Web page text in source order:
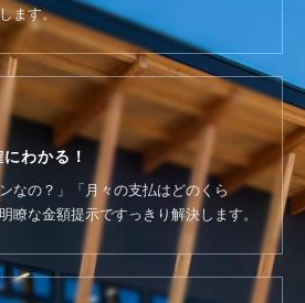
ます。
わかる！
なの？」「月々の支払はどのくら
瞭な金額提示ですっきり解決します。